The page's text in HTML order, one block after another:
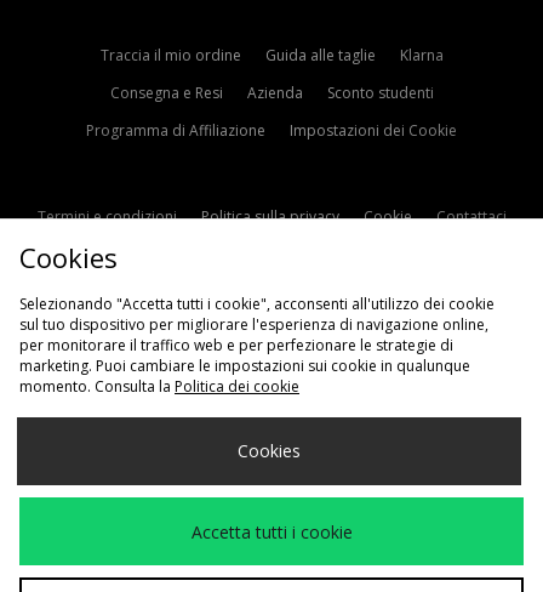
Traccia il mio ordine Guida alle taglie
Klarna
Consegna e Resi
Azienda
Sconto studenti
Programma di Affiliazione
Impostazioni dei Cookie
Termini e condizioni Politica sulla privacy Cookie
Contattaci
Scegli Il Tuo Paese
Accettiamo i seguenti metodi di pagamento
Cookies
Selezionando "Accetta tutti i cookie", acconsenti all'utilizzo dei cookie
sul tuo dispositivo per migliorare l'esperienza di navigazione online,
per monitorare il traffico web e per perfezionare le strategie di
marketing. Puoi cambiare le impostazioni sui cookie in qualunque
momento. Consulta la Politica dei cookie
Cookies
Accetta tutti i cookie